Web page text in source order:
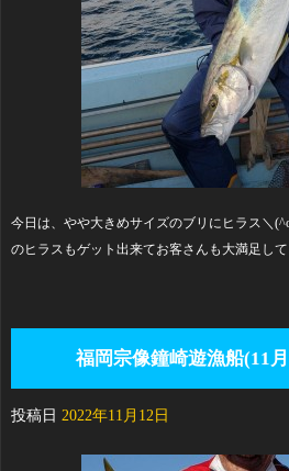
今日は、やや大きめサイズのブリにヒラス＼
のヒラスもゲット出来てお客さんも大満足して
福岡宗像鐘崎遊漁船(11
投稿日 2022年11月12日